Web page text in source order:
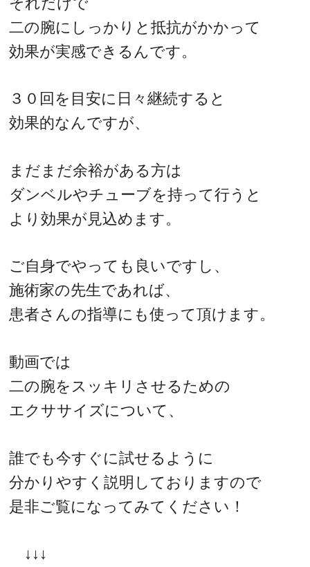
二の腕にしっかりと抵抗がかかって
効果が実感できるんです。
３０回を目安に日々継続すると
効果的なんですが、
まだまだ余裕がある方は
ダンベルやチューブを持って行うと
より効果が見込めます。
ご自身でやっても良いですし、
施術家の先生であれば、
患者さんの指導にも使って頂けます。
動画では
二の腕をスッキリさせるための
エクササイズについて、
誰でも今すぐに試せるように
分かりやすく説明しておりますので
是非ご覧になってみてください！
↓↓↓